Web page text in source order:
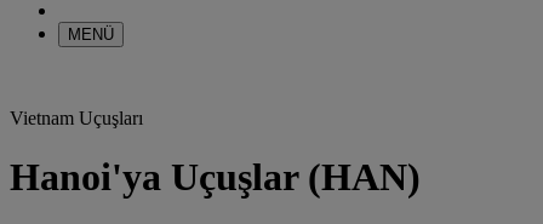
MENÜ
Vietnam Uçuşları
Hanoi'ya Uçuşlar (HAN)